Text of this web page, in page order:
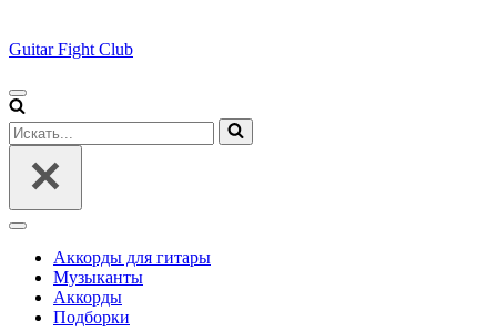
Guitar Fight Club
Меню
навигации
Искать...
Меню
навигацииАккорды для гитары
Музыканты
Аккорды
Подборки